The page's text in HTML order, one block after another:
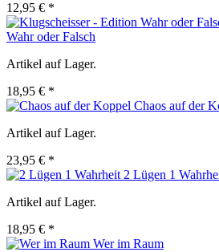
12,95 € *
Wahr oder Falsch
Artikel auf Lager.
18,95 € *
Chaos auf der
Artikel auf Lager.
23,95 € *
2 Lügen 1
Artikel auf Lager.
18,95 € *
Wer im Raum